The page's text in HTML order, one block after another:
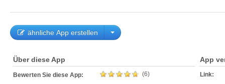
ähnliche App erstellen
Über diese App
Bewerten Sie diese App: (6)
App
Link: